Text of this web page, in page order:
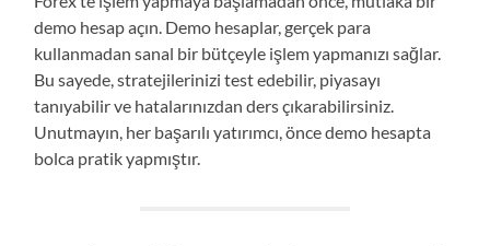
demo hesap açın. Demo hesaplar, gerçek para
kullanmadan sanal bir bütçeyle işlem yapmanızı sağlar.
Bu sayede, stratejilerinizi test edebilir, piyasayı
tanıyabilir ve hatalarınızdan ders çıkarabilirsiniz.
Unutmayın, her başarılı yatırımcı, önce demo hesapta
bolca pratik yapmıştır.